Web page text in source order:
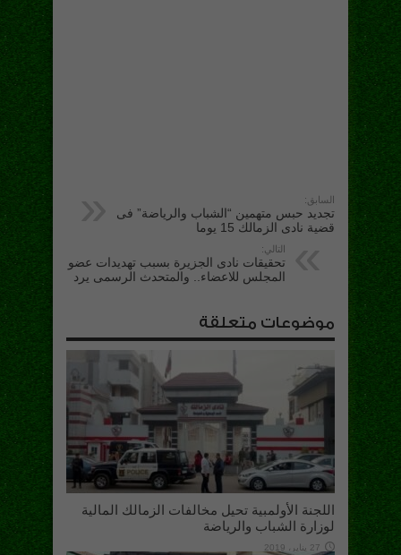
السابق:
تجديد حبس متهمين “الشباب والرياضة” فى
قضية نادى الزمالك 15 يوما
التالي:
تحقيقات نادى الجزيرة بسبب تهديدات عضو
المجلس للاعضاء.. والمتحدث الرسمى يرد
موضوعات متعلقة
اللجنة الأولمبية تحيل مخالفات الزمالك المالية
لوزارة الشباب والرياضة
27 يناير، 2019